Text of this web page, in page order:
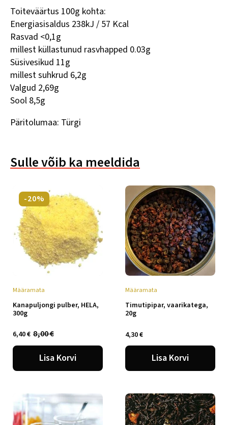
Toiteväärtus 100g kohta:
Energiasisaldus 238kJ / 57 Kcal
Rasvad <0,1g
millest küllastunud rasvhapped 0.03g
Süsivesikud 11g
millest suhkrud 6,2g
Valgud 2,69g
Sool 8,5g
Päritolumaa: Türgi
Sulle võib ka meeldida
-20%
Määramata
Kanapuljongi pulber, HELA,
300g
8,00€
Algne
hind
6,40€
Praegune
hind
Lisa Korvi
Määramata
Timutipipar, vaarikatega,
20g
4,30€
Lisa Korvi